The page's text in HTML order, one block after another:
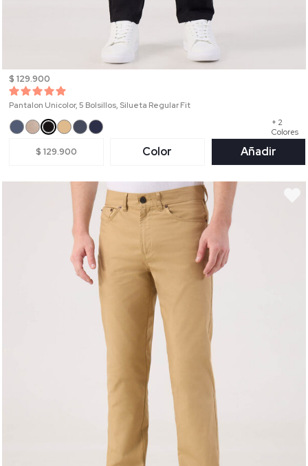
$ 129.900
Pantalon Unicolor, 5 Bolsillos, Silueta Regular Fit
+ 2
Colores
$ 129.900 Color Añadir